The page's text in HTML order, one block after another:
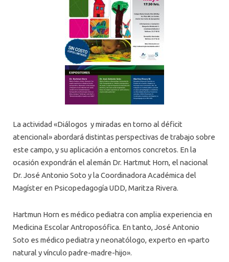
La actividad «Diálogos y miradas en torno al déficit
atencional» abordará distintas perspectivas de trabajo sobre
este campo, y su aplicación a entornos concretos. En la
ocasión expondrán el alemán Dr. Hartmut Horn, el nacional
Dr. José Antonio Soto y la Coordinadora Académica del
Magíster en Psicopedagogía UDD, Maritza Rivera.
Hartmun Horn es médico pediatra con amplia experiencia en
Medicina Escolar Antroposófica. En tanto, José Antonio
Soto es médico pediatra y neonatólogo, experto en «parto
natural y vínculo padre-madre-hijo».